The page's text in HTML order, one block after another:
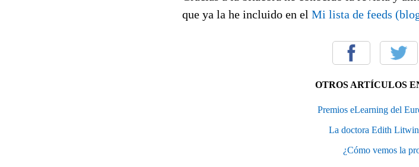
que ya la he incluido en el Mi lista de feeds
OTROS ARTÍCULOS
Premios eLearning del
La doctora Edith
¿Cómo vemos la